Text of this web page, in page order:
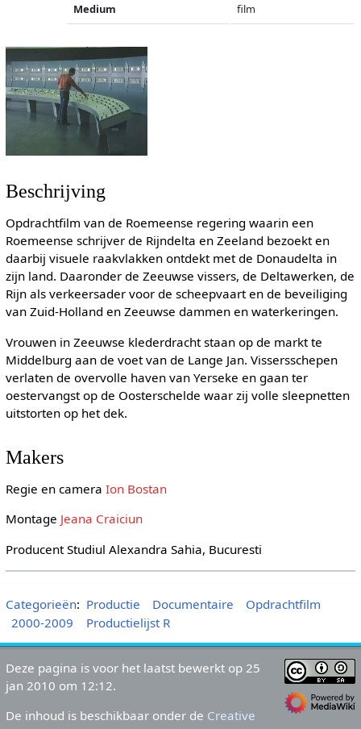
Medium film
Beschrijving
Opdrachtfilm van de Roemeense regering waarin een
Roemeense schrijver de Rijndelta en Zeeland bezoekt en
daarbij visuele raakvlakken ontdekt met de Donaudelta in
zijn land. Daaronder de Zeeuwse vissers, de Deltawerken, de
Rijn als verkeersader voor de scheepvaart en de beveiliging
van Zuid-Holland en Zeeuwse dammen en waterkeringen.
Vrouwen in Zeeuwse klederdracht staan op de markt te
Middelburg aan de voet van de Lange Jan. Vissersschepen
verlaten de overvolle haven van Yerseke en gaan ter
oestervangst op de Oosterschelde waar zij volle sleepnetten
uitstorten op het dek.
Makers
Regie en camera Ion Bostan
Montage Jeana Craiciun
Producent Studiul Alexandra Sahia, Bucuresti
Categorieën: Productie Documentaire
Opdrachtfilm
2000-2009
Productielijst R
Deze pagina is voor het laatst bewerkt op 25
jan 2010 om 12:12.
De inhoud is beschikbaar onder de Creative